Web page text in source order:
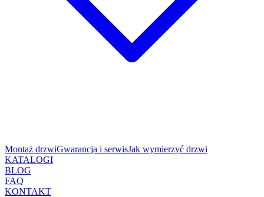
Montaż drzwiGwarancja i serwisJak wymierzyć drzwi
KATALOGI
BLOG
FAQ
KONTAKT